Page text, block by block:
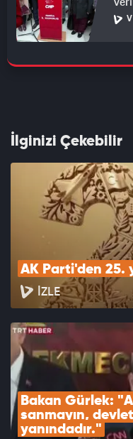
İlginizi Çekebilir
AK Parti'den 25.
İZLE
Bakan Gürlek:
sanmayın,
yanındadır."